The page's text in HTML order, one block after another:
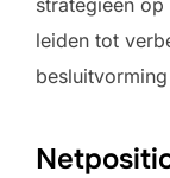
leiden tot